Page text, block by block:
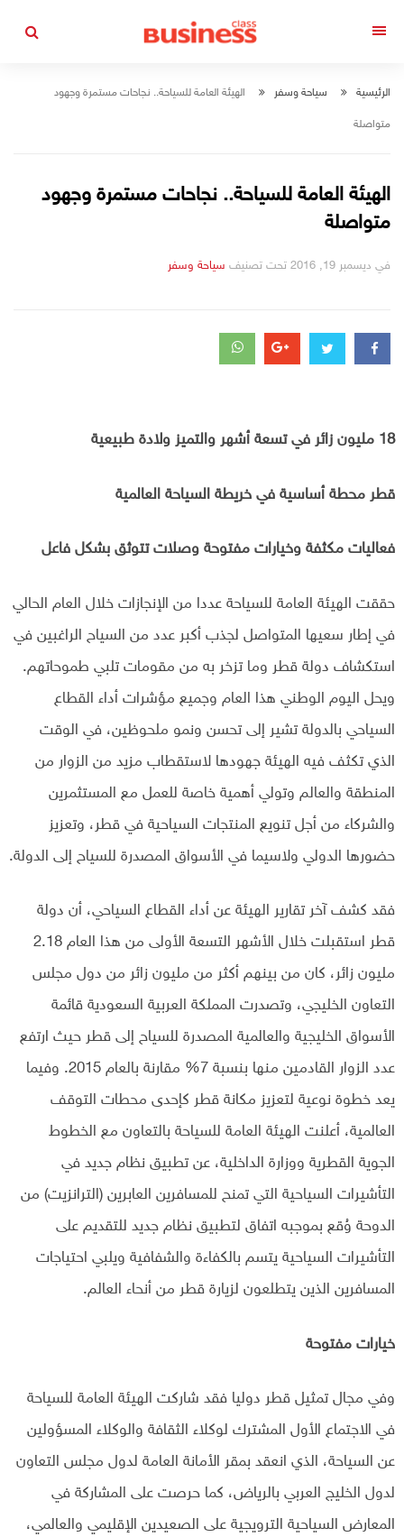
الرئيسية سياحة وسفر الهيئة العامة للسياحة.. نجاحات مستمرة وجهود
متواصلة
الهيئة العامة للسياحة.. نجاحات مستمرة وجهود
متواصلة
في ديسمبر 19, 2016 تحت تصنيف التصانيف
سياحة وسفر
18 مليون زائر في تسعة أشهر والتميز ولادة طبيعية
قطر محطة أساسية في خريطة السياحة العالمية
فعاليات مكثفة وخيارات مفتوحة وصلات تتوثق بشكل فاعل
حققت الهيئة العامة للسياحة عددا من الإنجازات خلال العام الحالي
في إطار سعيها المتواصل لجذب أكبر عدد من السياح الراغبين في
استكشاف دولة قطر وما تزخر به من مقومات تلبي طموحاتهم.
ويحل اليوم الوطني هذا العام وجميع مؤشرات أداء القطاع
السياحي بالدولة تشير إلى تحسن ونمو ملحوظين، في الوقت
الذي تكثف فيه الهيئة جهودها لاستقطاب مزيد من الزوار من
المنطقة والعالم وتولي أهمية خاصة للعمل مع المستثمرين
والشركاء من أجل تنويع المنتجات السياحية في قطر، وتعزيز
حضورها الدولي ولاسيما في الأسواق المصدرة للسياح إلى الدولة.
فقد كشف آخر تقارير الهيئة عن أداء القطاع السياحي، أن دولة
قطر استقبلت خلال الأشهر التسعة الأولى من هذا العام 2.18
مليون زائر، كان من بينهم أكثر من مليون زائر من دول مجلس
التعاون الخليجي، وتصدرت المملكة العربية السعودية قائمة
الأسواق الخليجية والعالمية المصدرة للسياح إلى قطر حيث ارتفع
عدد الزوار القادمين منها بنسبة 7% مقارنة بالعام 2015. وفيما
يعد خطوة نوعية لتعزيز مكانة قطر كإحدى محطات التوقف
العالمية، أعلنت الهيئة العامة للسياحة بالتعاون مع الخطوط
الجوية القطرية ووزارة الداخلية، عن تطبيق نظام جديد في
التأشيرات السياحية التي تمنح للمسافرين العابرين (الترانزيت) من
الدوحة وُقع بموجبه اتفاق لتطبيق نظام جديد للتقديم على
التأشيرات السياحية يتسم بالكفاءة والشفافية ويلبي احتياجات
المسافرين الذين يتطلعون لزيارة قطر من أنحاء العالم.
خيارات مفتوحة
وفي مجال تمثيل قطر دوليا فقد شاركت الهيئة العامة للسياحة
في الاجتماع الأول المشترك لوكلاء الثقافة والوكلاء المسؤولين
عن السياحة، الذي انعقد بمقر الأمانة العامة لدول مجلس التعاون
لدول الخليج العربي بالرياض، كما حرصت على المشاركة في
المعارض السياحية الترويجية على الصعيدين الإقليمي والعالمي،